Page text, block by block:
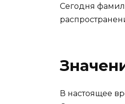
Сегодня
В настоящее